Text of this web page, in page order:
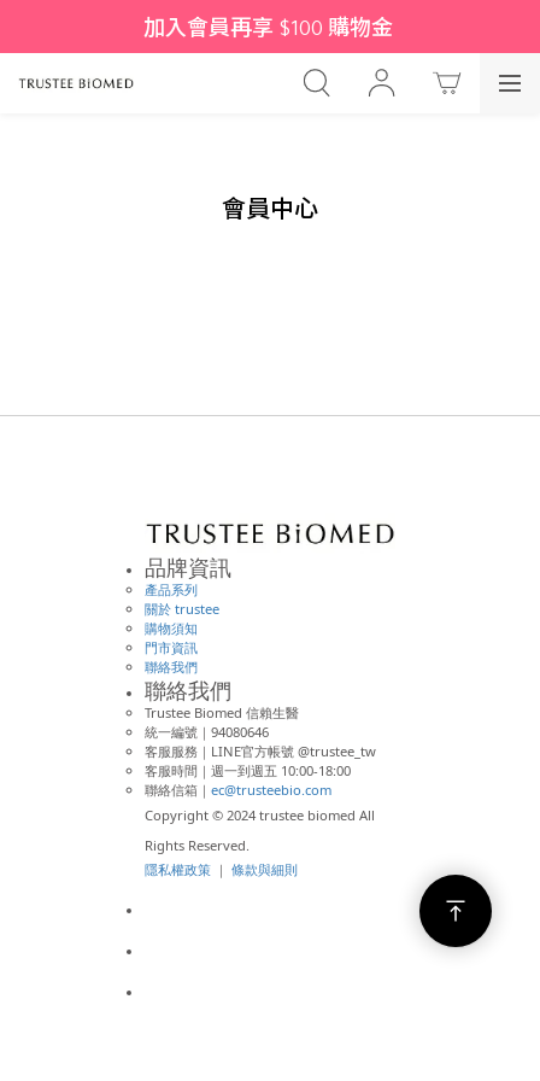
加入會員再享 $100 購物金
會員中心
品牌資訊
產品系列
關於 trustee
購物須知
門市資訊
聯絡我們
聯絡我們
Trustee Biomed 信賴生醫
統一編號｜94080646
客服服務｜LINE官方帳號 @trustee_tw
客服時間｜週一到週五 10:00-18:00
聯絡信箱｜ ec@trusteebio.com
Copyright © 2024 trustee biomed All
Rights Reserved.
隱私權政策 ｜ 條款與細則